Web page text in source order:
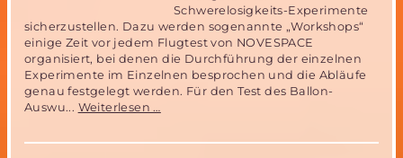
Schwerelosigkeits-Experimente
sicherzustellen. Dazu werden sogenannte „Workshops“
einige Zeit vor jedem Flugtest von NOVESPACE
organisiert, bei denen die Durchführung der einzelnen
Experimente im Einzelnen besprochen und die Abläufe
genau festgelegt werden. Für den Test des Ballon-
Auswu... Weiterlesen …